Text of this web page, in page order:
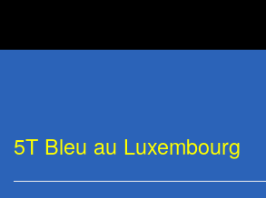
contenu
5T Bleu au Luxembourg